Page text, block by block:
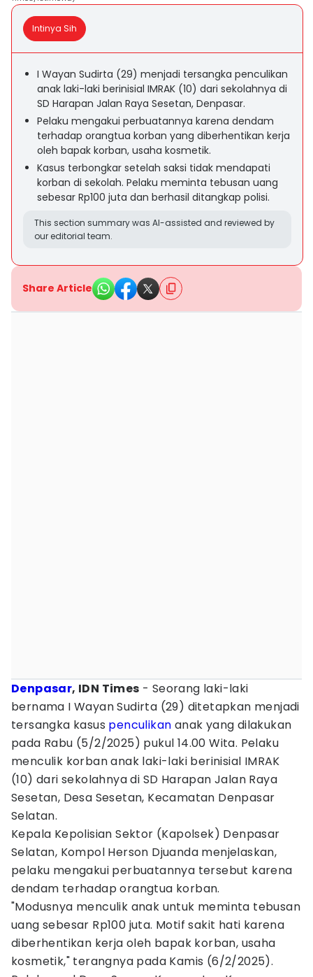
Intinya Sih
I Wayan Sudirta (29) menjadi tersangka penculikan
anak laki-laki berinisial IMRAK (10) dari sekolahnya di
SD Harapan Jalan Raya Sesetan, Denpasar.
Pelaku mengakui perbuatannya karena dendam
terhadap orangtua korban yang diberhentikan kerja
oleh bapak korban, usaha kosmetik.
Kasus terbongkar setelah saksi tidak mendapati
korban di sekolah. Pelaku meminta tebusan uang
sebesar Rp100 juta dan berhasil ditangkap polisi.
This section summary was AI-assisted and reviewed by
our editorial team.
Share Article
Denpasar, IDN Times - Seorang laki-laki
bernama I Wayan Sudirta (29) ditetapkan menjadi
tersangka kasus penculikan anak yang dilakukan
pada Rabu (5/2/2025) pukul 14.00 Wita. Pelaku
menculik korban anak laki-laki berinisial IMRAK
(10) dari sekolahnya di SD Harapan Jalan Raya
Sesetan, Desa Sesetan, Kecamatan Denpasar
Selatan.
Kepala Kepolisian Sektor (Kapolsek) Denpasar
Selatan, Kompol Herson Djuanda menjelaskan,
pelaku mengakui perbuatannya tersebut karena
dendam terhadap orangtua korban.
"Modusnya menculik anak untuk meminta tebusan
uang sebesar Rp100 juta. Motif sakit hati karena
diberhentikan kerja oleh bapak korban, usaha
kosmetik," terangnya pada Kamis (6/2/2025).